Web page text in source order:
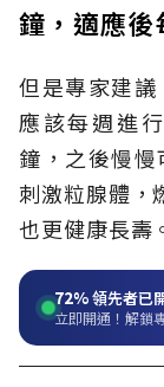
鐘，適應
但是專家建
應該每週進
鐘，之後慢慢
刺激粒腺體，
也更健康長壽
72%領先者已
立即開通！解鎖